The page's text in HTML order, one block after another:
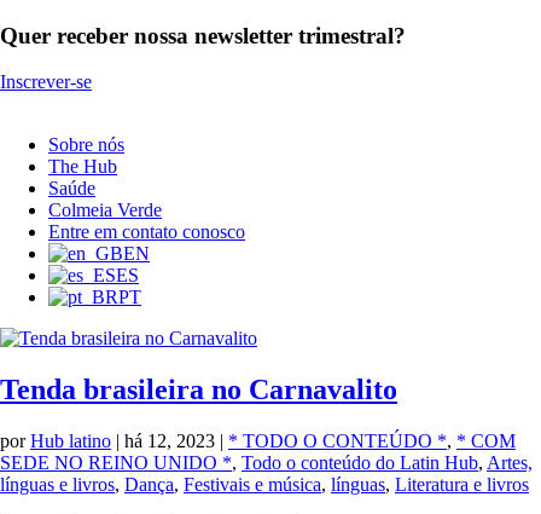
Quer receber nossa newsletter trimestral?
Inscrever-se
Sobre nós
The Hub
Saúde
Colmeia Verde
Entre em contato conosco
EN
ES
PT
Tenda brasileira no Carnavalito
porHub latino | há 12, 2023 | * TODO O CONTEÚDO *, * COM
SEDE NO REINO UNIDO *, Todo o conteúdo do Latin Hub, Artes,
línguas e livros, Dança, Festivais e música, línguas, Literatura e livros